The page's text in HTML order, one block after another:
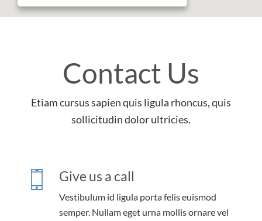
Contact Us
Etiam cursus sapien quis ligula rhoncus, quis
sollicitudin dolor ultricies.
Give us a call
Vestibulum id ligula porta felis euismod
semper. Nullam eget urna mollis ornare vel